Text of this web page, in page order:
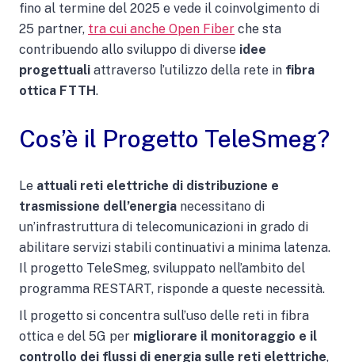
fino al termine del 2025 e vede il coinvolgimento di
25 partner, tra cui anche Open Fiber che sta
contribuendo allo sviluppo di diverse idee
progettuali attraverso l’utilizzo della rete in fibra
ottica FTTH.
Cos’è il Progetto TeleSmeg?
Le attuali reti elettriche di distribuzione e
trasmissione dell’energia necessitano di
un’infrastruttura di telecomunicazioni in grado di
abilitare servizi stabili continuativi a minima latenza.
Il progetto TeleSmeg, sviluppato nell’ambito del
programma RESTART, risponde a queste necessità.
Il progetto si concentra sull’uso delle reti in fibra
ottica e del 5G per migliorare il monitoraggio e il
controllo dei flussi di energia sulle reti elettriche,